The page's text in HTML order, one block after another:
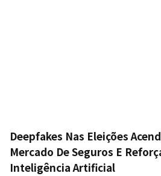
Deepfakes Nas Eleições
Mercado De Seguros E
Inteligência Artificial